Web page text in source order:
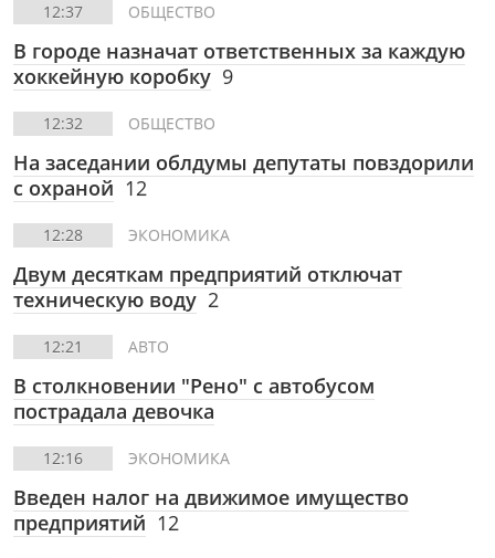
12:37 ОБЩЕСТВО
В городе назначат ответственных за каждую
хоккейную коробку 9
12:32 ОБЩЕСТВО
На заседании облдумы депутаты повздорили
с охраной 12
12:28 ЭКОНОМИКА
Двум десяткам предприятий отключат
техническую воду 2
12:21 АВТО
В столкновении "Рено" с автобусом
пострадала девочка
12:16 ЭКОНОМИКА
Введен налог на движимое имущество
предприятий 12